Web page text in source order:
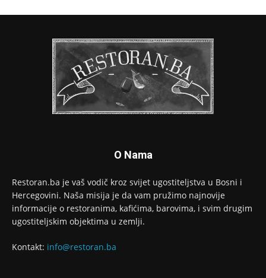
O Nama
Restoran.ba je vaš vodič kroz svijet ugostiteljstva u Bosni i
Hercegovini. Naša misija je da vam pružimo najnovije
informacije o restoranima, kafićima, barovima, i svim drugim
ugostiteljskim objektima u zemlji.
Kontakt: info@restoran.ba